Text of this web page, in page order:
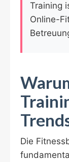
Training
Online-
Die